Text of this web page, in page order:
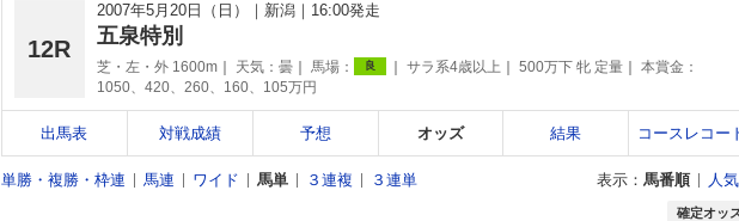
12R
2007年5月20日（日） 新潟 16:00発走
五泉特別
芝・左・外 1600m 天気： 曇 馬場： 良 サラ系4歳以上 500万下 牝 定量
本賞金：
1050、420、260、160、105万円
出馬表 対戦成績 予想 オッズ 結果 コースレコー
単勝・複勝・枠連 馬連 ワイド 馬単 ３連複 ３連単 表示： 馬番順 人
確定オッ